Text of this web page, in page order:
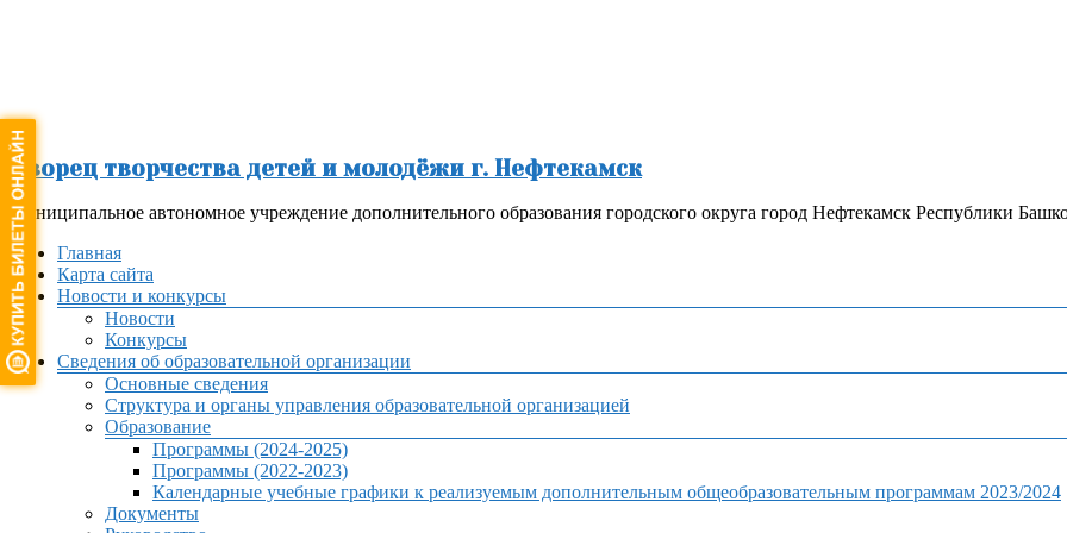
Дворец творчества детей и молодёжи г. Нефтекамск
Муниципальное автономное учреждение дополнительного образования городского округа город Нефтекамск Республики
МенюГлавная
Карта сайта
Новости и конкурсы
Новости
Конкурсы
Сведения об образовательной организации
Основные сведения
Структура и органы управления образовательной организацией
Образование
Программы (2024-2025)
Программы (2022-2023)
Календарные учебные графики к реализуемым дополнительным общеобразовательным программам 2023/2024
Документы